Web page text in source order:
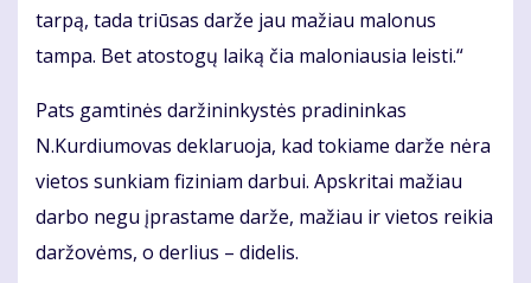
tarpą, tada triūsas darže jau mažiau malonus
tampa. Bet atostogų laiką čia maloniausia leisti.“
Pats gamtinės daržininkystės pradininkas
N.Kurdiumovas deklaruoja, kad tokiame darže nėra
vietos sunkiam fiziniam darbui. Apskritai mažiau
darbo negu įprastame darže, mažiau ir vietos reikia
daržovėms, o derlius – didelis.